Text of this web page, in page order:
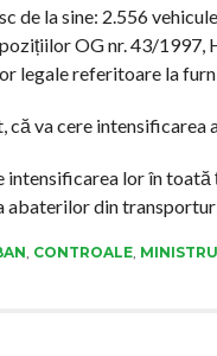
de la sine: 2.556
OG nr. 43/
legale referitoare la
că va cere
intensificarea lor în
din
, CONTROALE,